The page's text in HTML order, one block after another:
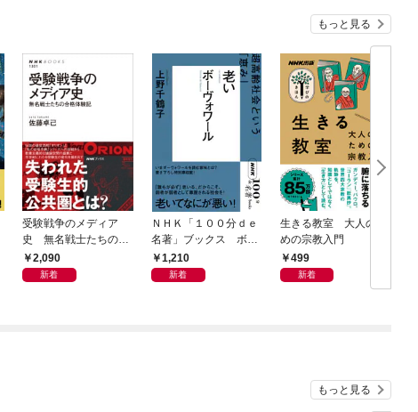
もっと見る
受験戦争のメディア
史 無名戦士たちの合
格体験記
2,090
新着
ＮＨＫ「１００分ｄｅ
名著」ブックス ボー
ヴォワール 老い 超
高齢社会という「恵
1,210
新着
生きる教室 大人のた
めの宗教入門
499
新着
もっと見る